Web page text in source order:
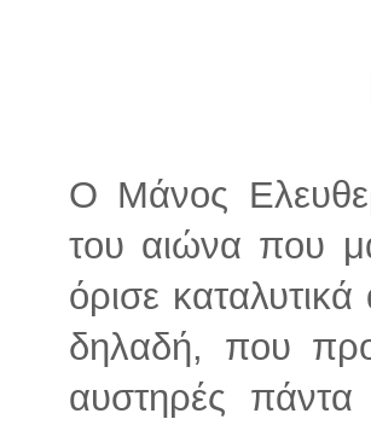
Ο Μάνος
του αιώνα που
όρισε
δηλαδή, που
αυστηρές πάντα